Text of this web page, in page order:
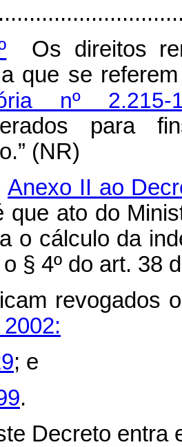
Os direitos
que se
nº
para
(NR)
Anexo II ao
que ato do
o cálculo da
§ 4º do art. 38
revogados
; e
.
Decreto entra